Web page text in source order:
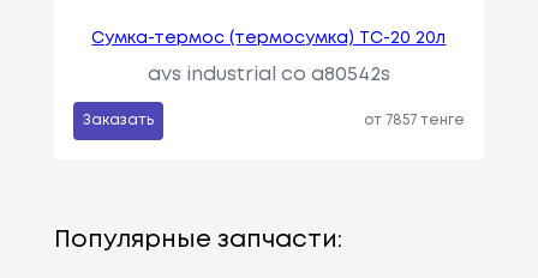
Сумка-термос (термосумка) TC-20 20л
avs industrial co a80542s
Заказать от 7857 тенге
Популярные запчасти: